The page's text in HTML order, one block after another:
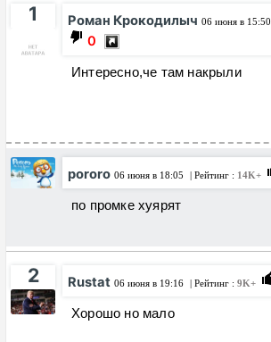
1 Роман Крокодилыч 06 июня в 15:50
0
Интересно,че там накрыли
pororo 06 июня в 18:05 | Рейтинг : 14K+
по промке хуярят
2 Rustat 06 июня в 19:16 | Рейтинг : 9K+
Хорошо но мало